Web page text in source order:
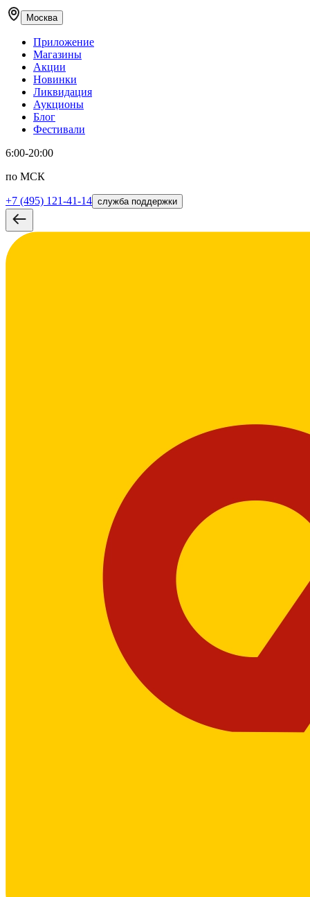
Москва
Приложение
Магазины
Акции
Новинки
Ликвидация
Аукционы
Блог
Фестивали
6:00-20:00
по МСК
+7 (495) 121-41-14 служба поддержки